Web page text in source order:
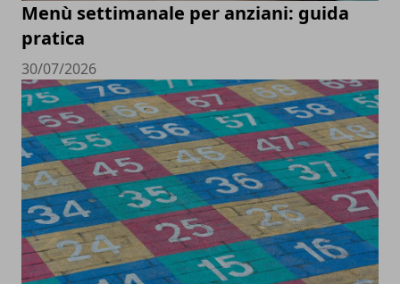
Menù settimanale per anziani: guida
pratica
30/07/2026